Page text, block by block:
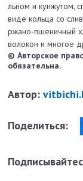
льном и кунжутом,
виде кольца со
ржано-пшеничный
волокон и многое
© Авторское
обязательна.
Автор:
Поделиться: